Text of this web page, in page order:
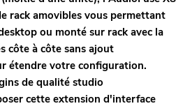
rack amovibles vous permettant
ou monté sur rack avec la
côte à côte sans ajout
étendre votre configuration.
de qualité studio
cette extension d'interface